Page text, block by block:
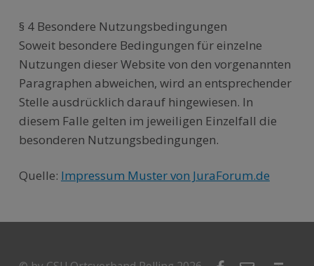
§ 4 Besondere Nutzungsbedingungen
Soweit besondere Bedingungen für einzelne
Nutzungen dieser Website von den vorgenannten
Paragraphen abweichen, wird an entsprechender
Stelle ausdrücklich darauf hingewiesen. In
diesem Falle gelten im jeweiligen Einzelfall die
besonderen Nutzungsbedingungen.
Quelle: Impressum Muster von JuraForum.de
Zurück zur Hauptnavigation springen